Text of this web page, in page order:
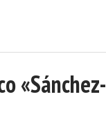
«Sánchez-